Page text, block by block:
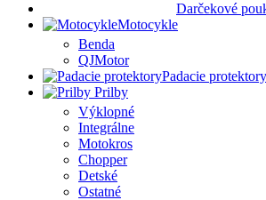
Darčekové
Motocykle
Benda
QJMotor
Padacie protektory
Prilby
Výklopné
Integrálne
Motokros
Chopper
Detské
Ostatné